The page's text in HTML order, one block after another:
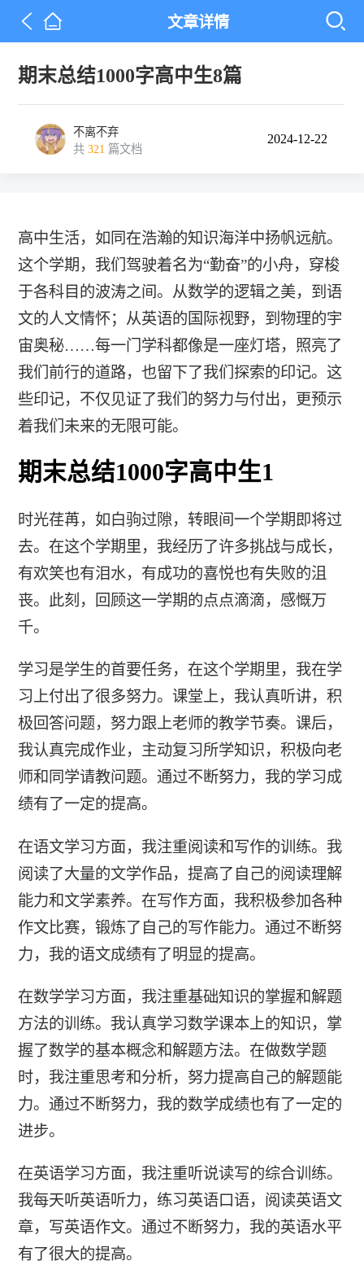
文章详情
期末总结1000字高中生8篇
不离不弃
共 321 篇文档
2024-12-22
高中生活，如同在浩瀚的知识海洋中扬帆远航。
这个学期，我们驾驶着名为“勤奋”的小舟，穿梭
于各科目的波涛之间。从数学的逻辑之美，到语
文的人文情怀；从英语的国际视野，到物理的宇
宙奥秘……每一门学科都像是一座灯塔，照亮了
我们前行的道路，也留下了我们探索的印记。这
些印记，不仅见证了我们的努力与付出，更预示
着我们未来的无限可能。
期末总结1000字高中生1
时光荏苒，如白驹过隙，转眼间一个学期即将过
去。在这个学期里，我经历了许多挑战与成长，
有欢笑也有泪水，有成功的喜悦也有失败的沮
丧。此刻，回顾这一学期的点点滴滴，感慨万
千。
学习是学生的首要任务，在这个学期里，我在学
习上付出了很多努力。课堂上，我认真听讲，积
极回答问题，努力跟上老师的教学节奏。课后，
我认真完成作业，主动复习所学知识，积极向老
师和同学请教问题。通过不断努力，我的学习成
绩有了一定的提高。
在语文学习方面，我注重阅读和写作的训练。我
阅读了大量的文学作品，提高了自己的阅读理解
能力和文学素养。在写作方面，我积极参加各种
作文比赛，锻炼了自己的写作能力。通过不断努
力，我的语文成绩有了明显的提高。
在数学学习方面，我注重基础知识的掌握和解题
方法的训练。我认真学习数学课本上的知识，掌
握了数学的基本概念和解题方法。在做数学题
时，我注重思考和分析，努力提高自己的解题能
力。通过不断努力，我的数学成绩也有了一定的
进步。
在英语学习方面，我注重听说读写的综合训练。
我每天听英语听力，练习英语口语，阅读英语文
章，写英语作文。通过不断努力，我的英语水平
有了很大的提高。